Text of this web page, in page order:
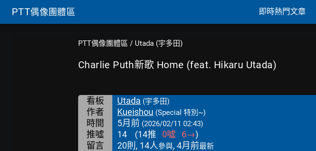
PTT偶像團體區 即時熱門文章
PTT偶像團體區 / Utada (宇多田)
Charlie Puth新歌 Home (feat. Hikaru Utada)
看板 Utada (宇多田)
作者 Kueishou (Special 特別~)
時間 5月前 (2026/02/11 02:43)
推噓 14 (14推 0噓 6→)
留言
20則, 14人參與, 4月前最新